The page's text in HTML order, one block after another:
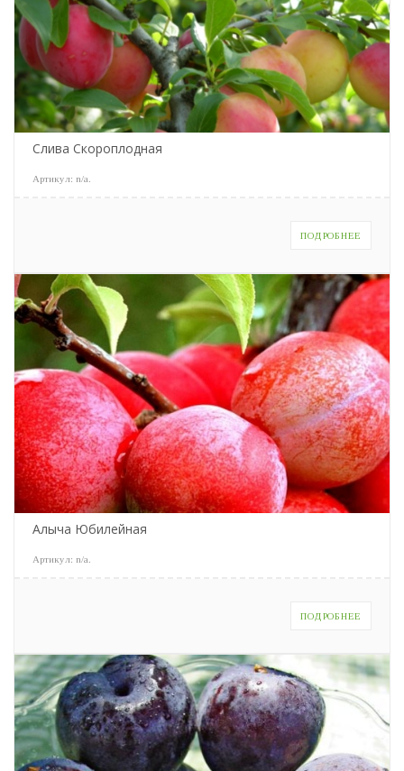
Слива Скороплодная
Артикул: n/a
ПОДРОБНЕЕ
Алыча Юбилейная
Артикул: n/a
ПОДРОБНЕЕ